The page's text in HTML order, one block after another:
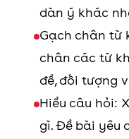
dàn ý khác
Gạch chân từ
chân các từ
đề, đối tượng
Hiểu câu hỏi:
gì. Đề bài yêu